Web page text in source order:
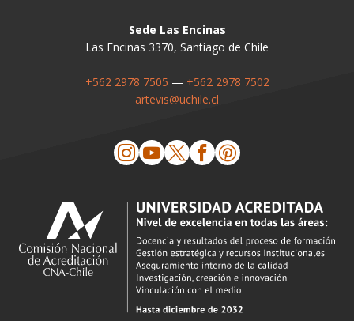
Sede Las Encinas
Las Encinas 3370, Santiago de Chile
+562 2978 7505 — +562 2978 7502
artevis@uchile.cl